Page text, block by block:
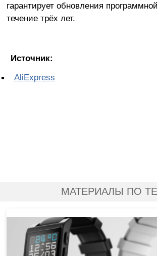
гарантирует обновления
течение трёх лет.
Источник:
AliExpress
МАТЕРИАЛЫ ПО